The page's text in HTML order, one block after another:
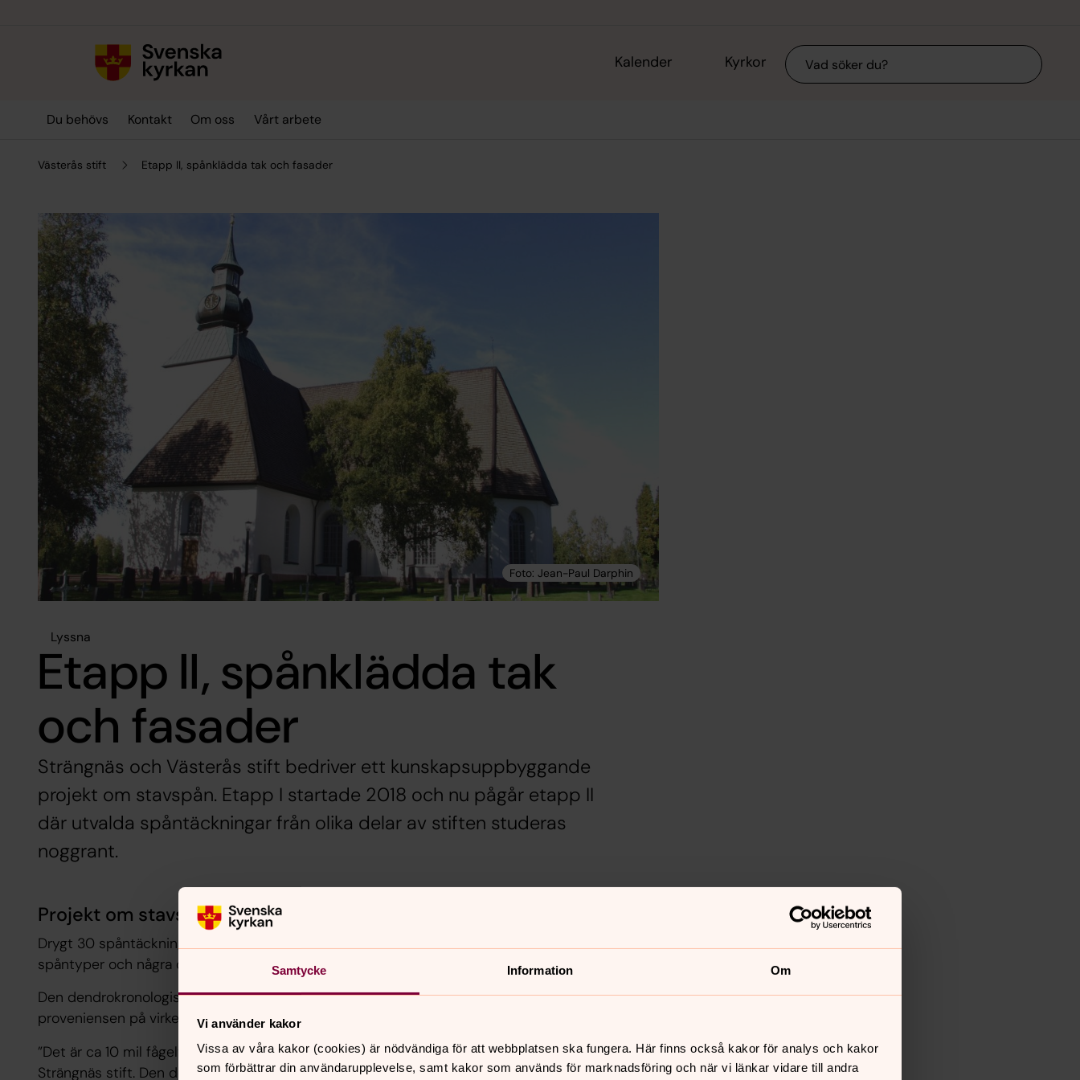
Samtycke Information Om
Vi använder kakor
Vissa av våra kakor (cookies) är nödvändiga för att webbplatsen ska fungera. Här finns också kakor för analys och kakor
som förbättrar din användarupplevelse, samt kakor som används för marknadsföring och när vi länkar vidare till andra
Kalender Kyrkor Sök
Du behövs Kontakt Om oss Vårt arbete
Västerås stift Etapp II, spånklädda tak och fasader
Lyssna
Etapp II, spånklädda tak
och fasader
Strängnäs och Västerås stift bedriver ett kunskapsuppbyggande
projekt om stavspån. Etapp I startade 2018 och nu pågår etapp II
där utvalda spåntäckningar från olika delar av stiften studeras
noggrant.
Projekt om stavspån
Drygt 30 spåntäckningar ingår i studien. De representerar både vanligt förekommande
spåntyper och några ovanliga.
Den dendrokronologiska analysen ger inte bara en datering utan kan även berätta att
proveniensen på virket inte är lokal.
”Det är ca 10 mil fågelvägen mellan kyrkorna i Svedvi och Tångeråsa, Västerås respektive
Strängnäs stift. Den dendrokronologiska analysen visade att trots avstånden så finns